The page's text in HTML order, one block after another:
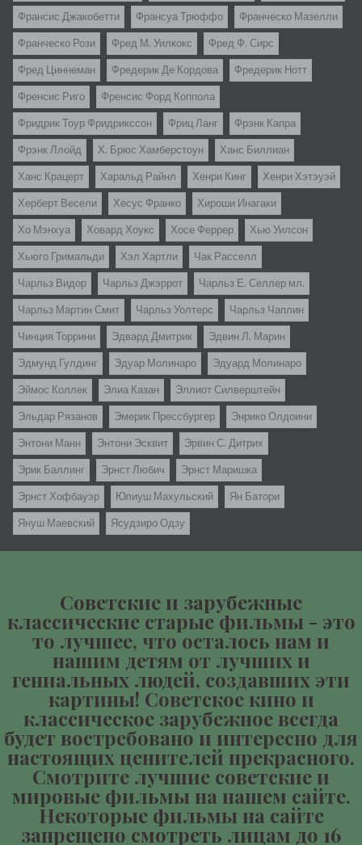
Франсис Джакобетти Франсуа Трюффо Франческо Мазелли
Франческо Рози Фред М. Уилкокс Фред Ф. Сирс
Фред Циннеман Фредерик Де Кордова Фредерик Нотт
Френсис Риго Френсис Форд Коппола
Фридрик Тоур Фридрикссон Фриц Ланг Фрэнк Капра
Фрэнк Ллойд Х. Брюс Хамберстоун Ханс Биллиан
Ханс Крацерт Харальд Райнл Хенри Кинг Хенри Хэтэуэй
Херберт Весели Хесус Франко Хироши Инагаки
Хо Мэнхуа Ховард Хоукс Хосе Феррер Хью Уилсон
Хьюго Гримальди Хэл Хартли Чак Расселл
Чарльз Видор Чарльз Джэррот Чарльз Е. Селлер мл.
Чарльз Мартин Смит Чарльз Уолтерс Чарльз Чаплин
Чинция Торрини Эдвард Дмитрик Эдвин Л. Марин
Эдмунд Гулдинг Эдуар Молинаро Эдуард Молинаро
Эймос Коллек Элиа Казан Эллиот Силверштейн
Эльдар Рязанов Эмерик Прессбургер Энрико Олдоини
Энтони Манн Энтони Эсквит Эрвин С. Дитрих
Эрик Баллинг Эрнст Любич Эрнст Маришка
Эрнст Хофбауэр Юлиуш Махульский Ян Батори
Януш Маевский Ясудзиро Одзу
Советские и зарубежные
классические старые фильмы - это
то лучшее, что осталось нам и
нашим детям от лучших и
гениальных людей, создавших эти
картины! Советское кино и
классическое зарубежное всегда
будет востребовано и интересно для
настоящих ценителей прекрасного.
Смотрите лучшие советские и
мировые фильмы на нашем сайте.
Некоторые фильмы на сайте
запрещено смотреть лицам до 16